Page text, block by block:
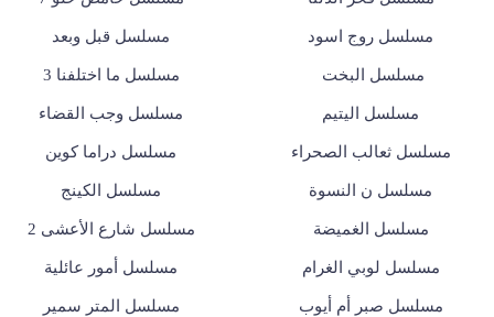
مسلسل روج اسود مسلسل قبل وبعد
مسلسل البخت مسلسل ما اختلفنا 3
مسلسل اليتيم مسلسل وجب القضاء
مسلسل ثعالب الصحراء مسلسل دراما كوين
مسلسل ن النسوة مسلسل الكينج
مسلسل الغميضة مسلسل شارع الأعشى 2
مسلسل لوبي الغرام مسلسل أمور عائلية
مسلسل صبر أم أيوب مسلسل المتر سمير